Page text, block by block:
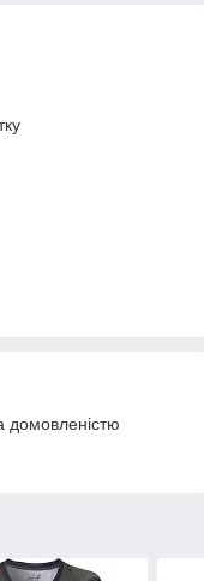
домовленістю